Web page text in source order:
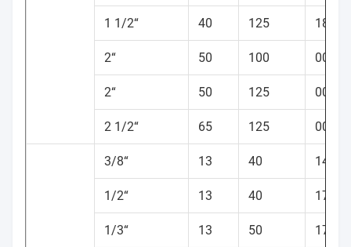
1 1/2“ 40 125
2“ 50 100
2“ 50 125
2 1/2“ 65 125
3/8“ 13 40
1/2“ 13 40
1/3“ 13 50